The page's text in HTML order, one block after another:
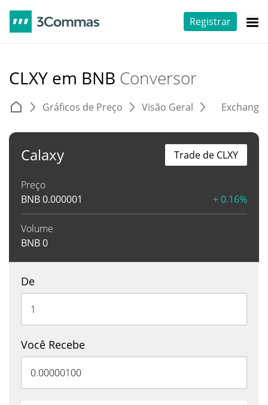
Registrar
CLXY em BNB Conversor
Gráficos de Preço Visão Geral
Calaxy
Preço
BNB0.000001 + 0.16%
Volume
BNB0
Trade de CLXY
De
Você Recebe